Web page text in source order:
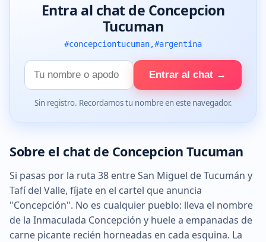
Entra al chat de Concepcion
Tucuman
#concepciontucuman,#argentina
Tu
nombre
Entrar al chat →
Sin registro. Recordamos tu nombre en este navegador.
Sobre el chat de Concepcion Tucuman
Si pasas por la ruta 38 entre San Miguel de Tucumán y
Tafí del Valle, fíjate en el cartel que anuncia
"Concepción". No es cualquier pueblo: lleva el nombre
de la Inmaculada Concepción y huele a empanadas de
carne picante recién horneadas en cada esquina. La